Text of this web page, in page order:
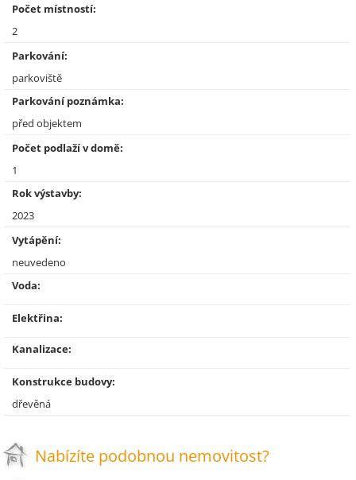
Počet místností:
2
Parkování:
parkoviště
Parkování poznámka:
před objektem
Počet podlaží v domě:
1
Rok výstavby:
2023
Vytápění:
neuvedeno
Voda:
Elektřina:
Kanalizace:
Konstrukce budovy:
dřevěná
Nabízíte podobnou nemovitost?